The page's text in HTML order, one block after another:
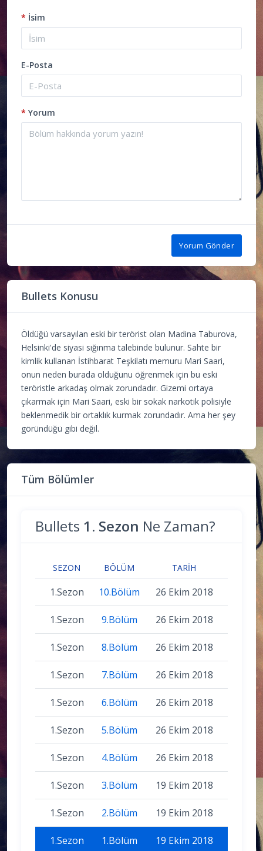
* İsim
E-Posta
* Yorum
Yorum Gönder
Bullets Konusu
Öldüğü varsayılan eski bir terörist olan Madina Taburova,
Helsinki'de siyasi sığınma talebinde bulunur. Sahte bir
kimlik kullanan İstihbarat Teşkilatı memuru Mari Saari,
onun neden burada olduğunu öğrenmek için bu eski
teröristle arkadaş olmak zorundadır. Gizemi ortaya
çıkarmak için Mari Saari, eski bir sokak narkotik polisiyle
beklenmedik bir ortaklık kurmak zorundadır. Ama her şey
göründüğü gibi değil.
Tüm Bölümler
Bullets 1. Sezon Ne Zaman?
SEZON BÖLÜM TARIH
1.Sezon 10.Bölüm 26 Ekim 2018
1.Sezon 9.Bölüm 26 Ekim 2018
1.Sezon 8.Bölüm 26 Ekim 2018
1.Sezon 7.Bölüm 26 Ekim 2018
1.Sezon 6.Bölüm 26 Ekim 2018
1.Sezon 5.Bölüm 26 Ekim 2018
1.Sezon 4.Bölüm 26 Ekim 2018
1.Sezon 3.Bölüm 19 Ekim 2018
1.Sezon 2.Bölüm 19 Ekim 2018
1.Sezon 1.Bölüm 19 Ekim 2018